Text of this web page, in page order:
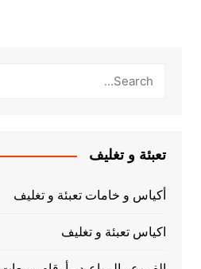
تعبئة و تغليف
أكياس و خامات تعبئة و تغليف
اكياس تعبئة و تغليف